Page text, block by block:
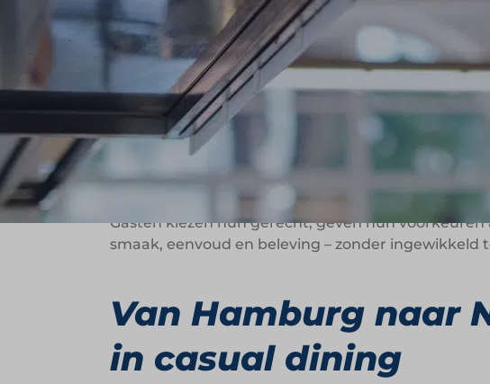
Totaal aantal vestigingen
8 locaties
Vapiano is een internationaal restaurantconcept
In Nederland zijn inmiddels meerdere
terwijl je toekijkt.
Gasten kiezen hun gerecht, geven hun
smaak, eenvoud en beleving – zonder ingewikkeld
Van Hamburg naar
in casual dining